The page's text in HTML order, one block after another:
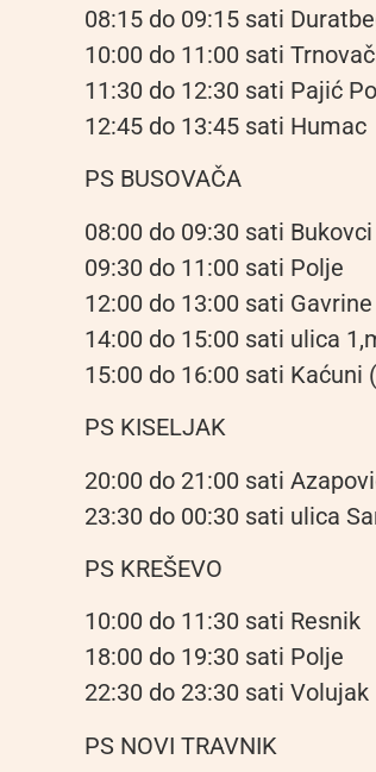
08:15 do 09:15 sati
10:00 do 11:00 sati
11:30 do 12:30 sati Pajić
12:45 do 13:45 sati Humac
PS BUSOVAČA
08:00 do 09:30 sati Bukovci
09:30 do 11:00 sati Polje
12:00 do 13:00 sati
14:00 do 15:00 sati ulica
15:00 do 16:00 sati Kaćuni
PS KISELJAK
20:00 do 21:00 sati
23:30 do 00:30 sati ulica
PS KREŠEVO
10:00 do 11:30 sati Resnik
18:00 do 19:30 sati Polje
22:30 do 23:30 sati Volujak
PS NOVI TRAVNIK